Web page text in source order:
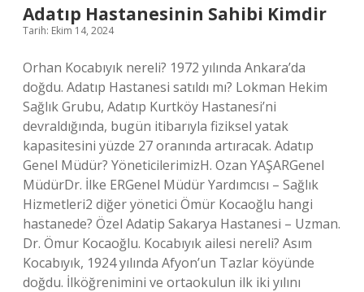
Adatıp Hastanesinin Sahibi Kimdir
Tarih: Ekim 14, 2024
Orhan Kocabıyık nereli? 1972 yılında Ankara’da
doğdu. Adatıp Hastanesi satıldı mı? Lokman Hekim
Sağlık Grubu, Adatıp Kurtköy Hastanesi’ni
devraldığında, bugün itibarıyla fiziksel yatak
kapasitesini yüzde 27 oranında artıracak. Adatıp
Genel Müdür? YöneticilerimizH. Ozan YAŞARGenel
MüdürDr. İlke ERGenel Müdür Yardımcısı – Sağlık
Hizmetleri2 diğer yönetici Ömür Kocaoğlu hangi
hastanede? Özel Adatip Sakarya Hastanesi – Uzman.
Dr. Ömur Kocaoğlu. Kocabıyık ailesi nereli? Asım
Kocabıyık, 1924 yılında Afyon’un Tazlar köyünde
doğdu. İlköğrenimini ve ortaokulun ilk iki yılını